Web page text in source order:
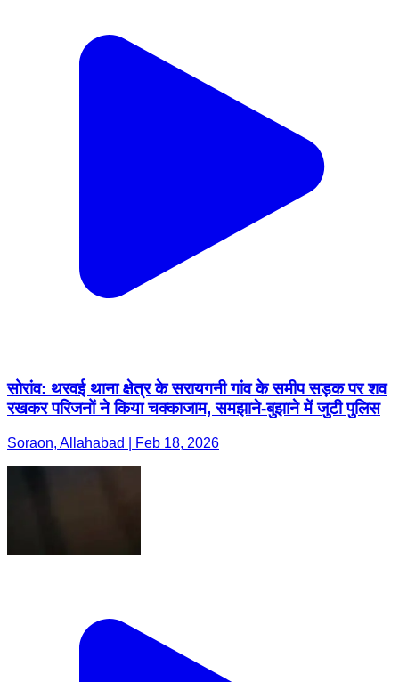
सोरांव: थरवई थाना क्षेत्र के सरायगनी गांव के समीप सड़क पर शव
रखकर परिजनों ने किया चक्काजाम, समझाने-बुझाने में जुटी पुलिस
Soraon, Allahabad | Feb 18, 2026